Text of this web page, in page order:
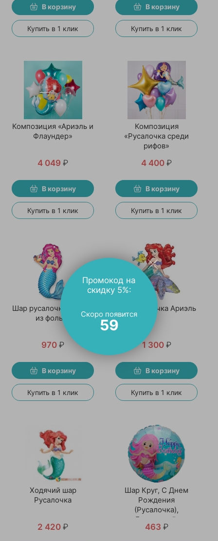
В корзину
Купить в 1 клик
В корзину
Купить в 1 клик
Композиция «Ариэль и
Флаундер»
4 049 ₽
В корзину
Купить в 1 клик
Композиция
«Русалочка среди
рифов»
4 400 ₽
В корзину
Купить в 1 клик
Шар русалочка Ариэль
из фольги
970 ₽
В корзину
Купить в 1 клик
AIR Русалочка Ариэль
1 300 ₽
В корзину
Купить в 1 клик
Ходячий шар
Русалочка
2 420 ₽
Шар Круг, С Днем
Рождения
(Русалочка),
Бирюзовый.
463 ₽
Промокод на
скидку 5%:
Скоро появится
59